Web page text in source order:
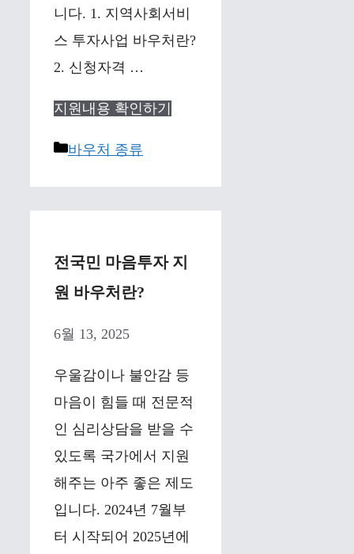
니다. 1. 지역사회서비
스 투자사업 바우처란?
2. 신청자격 …
지원내용 확인하기
Categories
바우처 종류
전국민 마음투자 지
원 바우처란?
6월 13, 2025
우울감이나 불안감 등
마음이 힘들 때 전문적
인 심리상담을 받을 수
있도록 국가에서 지원
해주는 아주 좋은 제도
입니다. 2024년 7월부
터 시작되어 2025년에